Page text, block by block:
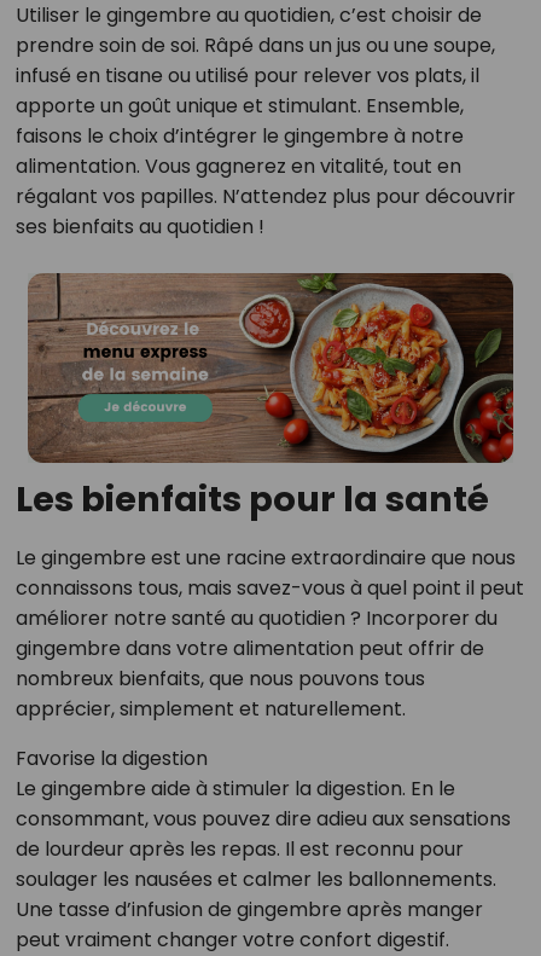
Utiliser le gingembre au quotidien, c’est choisir de
prendre soin de soi. Râpé dans un jus ou une soupe,
infusé en tisane ou utilisé pour relever vos plats, il
apporte un goût unique et stimulant. Ensemble,
faisons le choix d’intégrer le gingembre à notre
alimentation. Vous gagnerez en vitalité, tout en
régalant vos papilles. N’attendez plus pour découvrir
ses bienfaits au quotidien !
Les bienfaits pour la santé
Le gingembre est une racine extraordinaire que nous
connaissons tous, mais savez-vous à quel point il peut
améliorer notre santé au quotidien ? Incorporer du
gingembre dans votre alimentation peut offrir de
nombreux bienfaits, que nous pouvons tous
apprécier, simplement et naturellement.
Favorise la digestion
Le gingembre aide à stimuler la digestion. En le
consommant, vous pouvez dire adieu aux sensations
de lourdeur après les repas. Il est reconnu pour
soulager les nausées et calmer les ballonnements.
Une tasse d’infusion de gingembre après manger
peut vraiment changer votre confort digestif.